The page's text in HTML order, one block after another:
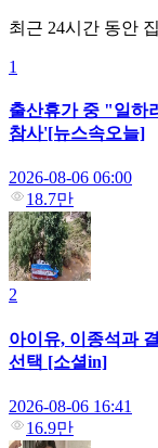
최근 24시간 동안
1
출산휴가 중 "일하
참사'[뉴스속오늘]
2026-08-06 06:00
18.7만
2
아이유, 이종석과
선택 [소셜in]
2026-08-06 16:41
16.9만